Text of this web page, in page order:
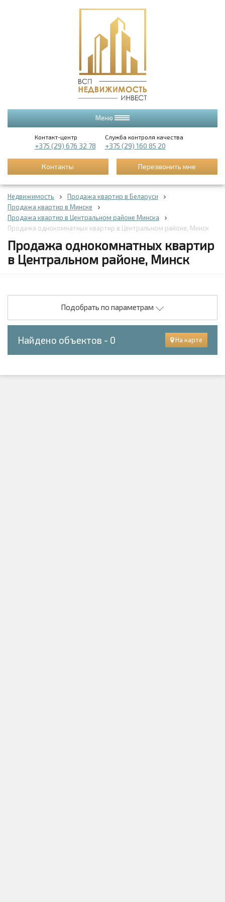
Меню
Контакт-центр
+375 (29) 676 32 78
Служба контроля качества
+375 (29) 160 85 20
Контакты Перезвонить мне
Недвижимость
Продажа квартир в Беларуси
Продажа квартир в Минске
Продажа квартир в Центральном районе Минска
Продажа однокомнатных квартир в Центральном районе, Минск
Продажа однокомнатных квартир
в Центральном районе, Минск
Подобрать по параметрам
Найдено объектов - 0 На карте